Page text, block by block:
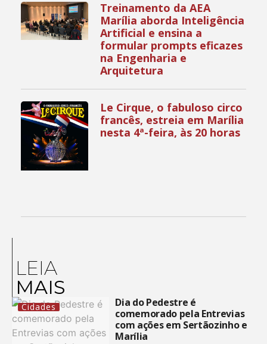
Treinamento da AEA
Marília aborda Inteligência
Artificial e ensina a
formular prompts eficazes
na Engenharia e
Arquitetura
Le Cirque, o fabuloso circo
francês, estreia em Marília
nesta 4ª-feira, às 20 horas
LEIA
MAIS
Cidades
Dia do Pedestre é
comemorado pela Entrevias
com ações em Sertãozinho e
Marília